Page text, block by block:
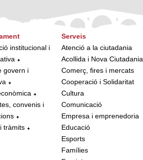
institucional i
govern i
convenis i
tràmits
Serveis
Atenció a la ciutadania
Acollida i Nova Ciutadania
Comerç, fires i mercats
Cooperació i Solidaritat
Cultura
Comunicació
Empresa i emprenedoria
Educació
Esports
Famílies